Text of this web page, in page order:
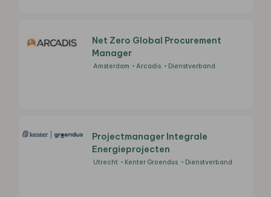
Net Zero Global Procurement
Manager
Amsterdam Arcadis Dienstverband
Projectmanager Integrale
Energieprojecten
Utrecht Kenter Groendus Dienstverband